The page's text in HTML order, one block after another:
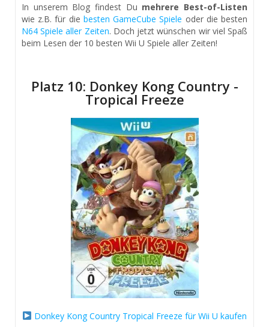
In unserem Blog findest Du mehrere Best-of-Listen
wie z.B. für die besten GameCube Spiele oder die besten
N64 Spiele aller Zeiten. Doch jetzt wünschen wir viel Spaß
beim Lesen der 10 besten Wii U Spiele aller Zeiten!
Platz 10: Donkey Kong Country -
Tropical Freeze
Donkey Kong Country Tropical Freeze für Wii U kaufen